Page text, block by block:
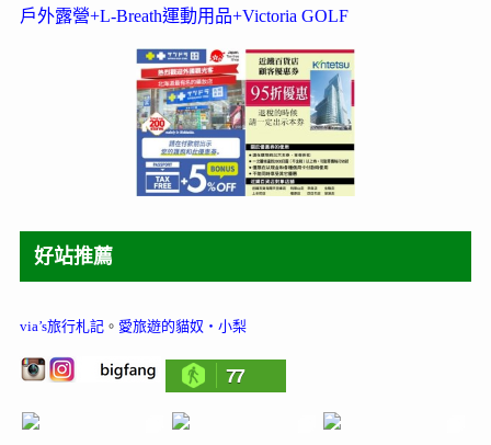
戶外露營+L-Breath運動用品+Victoria GOLF
好站推薦
via’s旅行札記。 愛旅遊的貓奴‧小梨
77